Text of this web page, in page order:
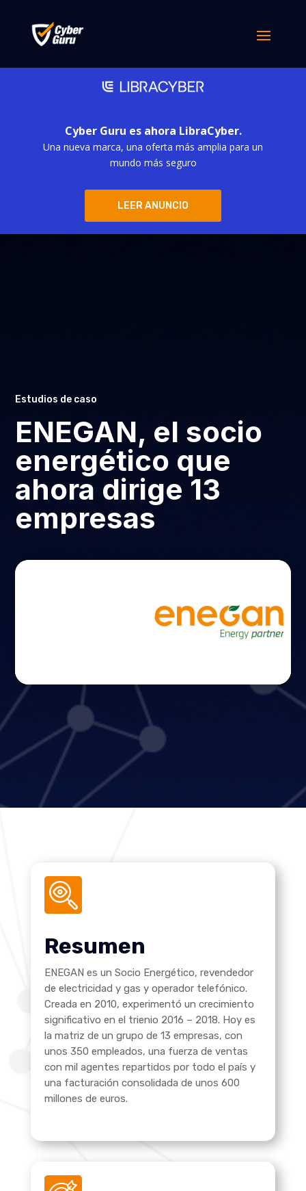
Cyber Guru es ahora LibraCyber.
Una nueva marca, una oferta más amplia para un
mundo más seguro
LEER ANUNCIO
Estudios de caso
ENEGAN, el socio
energético que
ahora dirige 13
empresas
Resumen
ENEGAN es un Socio Energético, revendedor
de electricidad y gas y operador telefónico.
Creada en 2010, experimentó un crecimiento
significativo en el trienio 2016 – 2018. Hoy es
la matriz de un grupo de 13 empresas, con
unos 350 empleados, una fuerza de ventas
con mil agentes repartidos por todo el país y
una facturación consolidada de unos 600
millones de euros.